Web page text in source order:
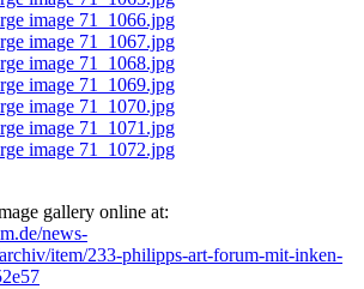
gallery online at:
news-
item/233-philipps-art-forum-mit-inken-